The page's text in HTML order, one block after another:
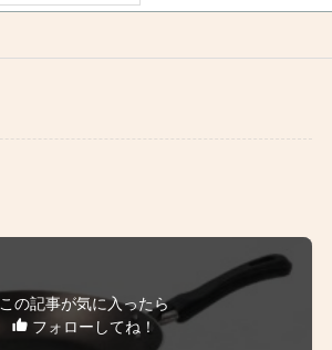
この記事が気に入ったら
フォローしてね！